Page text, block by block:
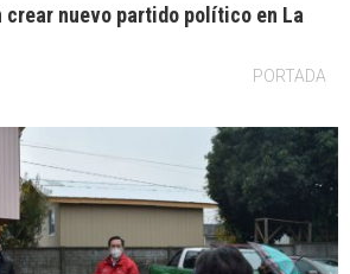
crear nuevo partido político en La
PORTADA